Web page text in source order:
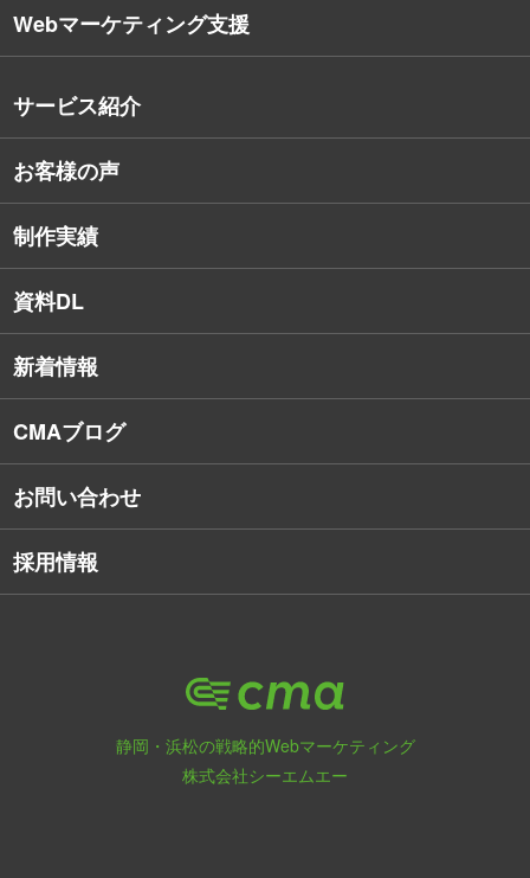
会社概要
デザイナー・エンジニア紹介
社員保有資格
Webマーケティング支援
サービス紹介
戦略的Webサイト制作
インターネット広告
SEO対策
Webアプリケーション開発
お客様の声
制作実績
資料DL
新着情報
CMAブログ
お問い合わせ
採用情報
静岡・浜松の戦略的Webマーケティング
株式会社シーエムエー